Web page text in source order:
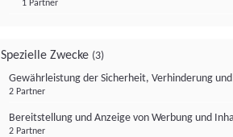
1 Partner
Spezielle Zwecke (3)
Gewährleistung der Sicherheit, Verhinderung
2 Partner
Bereitstellung und Anzeige von Werbung und
2 Partner